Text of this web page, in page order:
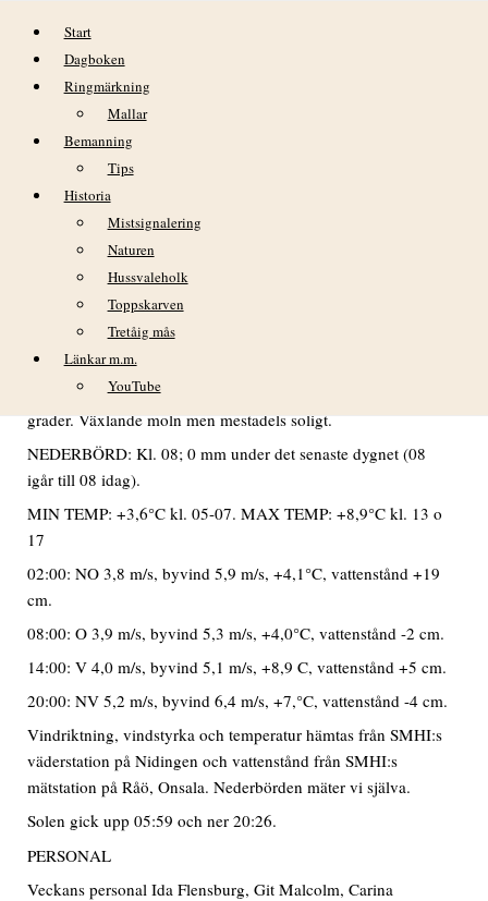
Hoppa till innehåll
Start
Dagboken
Ringmärkning
Mallar
Bemanning
Tips
Historia
Mistsignalering
Naturen
Hussvaleholk
Toppskarven
Tretåig mås
Länkar m.m.
YouTube
DAGBOK NIDINGENS FÅGELSTATION
ONSDAG 17 APRIL 2024
VÄDER
Kall natt och klart med nordliga vindar. Sedan snurrande
vindar. Varning för nattfrost i hela landet. Här som kallast 3,6
grader. Växlande moln men mestadels soligt.
NEDERBÖRD: Kl. 08; 0 mm under det senaste dygnet (08
igår till 08 idag).
MIN TEMP: +3,6°C kl. 05-07. MAX TEMP: +8,9°C kl. 13 o
17
02:00: NO 3,8 m/s, byvind 5,9 m/s, +4,1°C, vattenstånd +19
cm.
08:00: O 3,9 m/s, byvind 5,3 m/s, +4,0°C, vattenstånd -2 cm.
14:00: V 4,0 m/s, byvind 5,1 m/s, +8,9 C, vattenstånd +5 cm.
20:00: NV 5,2 m/s, byvind 6,4 m/s, +7,°C, vattenstånd -4 cm.
Vindriktning, vindstyrka och temperatur hämtas från SMHI:s
väderstation på Nidingen och vattenstånd från SMHI:s
mätstation på Råö, Onsala. Nederbörden mäter vi själva.
Solen gick upp 05:59 och ner 20:26.
PERSONAL
Veckans personal Ida Flensburg, Git Malcolm, Carina